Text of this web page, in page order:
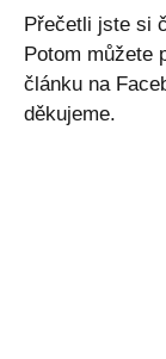
Přečetli jste si
Potom můžete
článku na
děkujeme.